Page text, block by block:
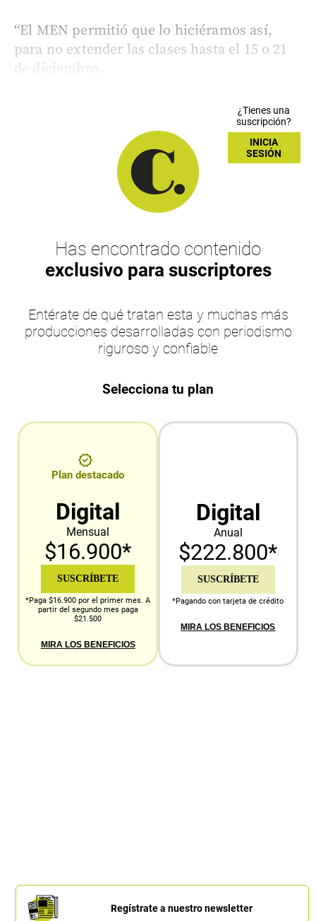
“El MEN permitió que lo hiciéramos así,
para no extender las clases hasta el 15 o 21
de diciembre....
¿Tienes una
suscripción?
INICIA
SESIÓN
Has encontrado contenido
exclusivo para suscriptores
Entérate de qué tratan esta y muchas más
producciones desarrolladas con periodismo
riguroso y confiable
Selecciona tu plan
Plan destacado
Digital
Mensual
$16.900*
SUSCRÍBETE
*Paga $16.900 por el primer mes. A
partir del segundo mes paga
$21.500
MIRA LOS BENEFICIOS
Digital
Anual
$222.800*
SUSCRÍBETE
*Pagando con tarjeta de crédito
MIRA LOS BENEFICIOS
Regístrate a nuestro newsletter